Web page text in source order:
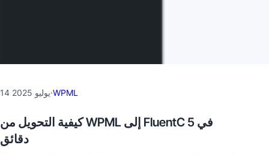
14 يوليو 2025·WPML
كيفية التحويل من WPML إلى FluentC في 5
دقائق